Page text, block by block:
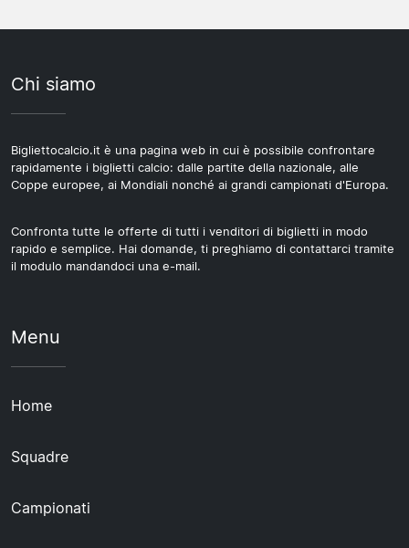
Chi siamo
Bigliettocalcio.it è una pagina web in cui è possibile confrontare
rapidamente i biglietti calcio: dalle partite della nazionale, alle
Coppe europee, ai Mondiali nonché ai grandi campionati d'Europa.
Confronta tutte le offerte di tutti i venditori di biglietti in modo
rapido e semplice. Hai domande, ti preghiamo di contattarci tramite
il modulo mandandoci una e-mail.
Menu
Home
Squadre
Campionati